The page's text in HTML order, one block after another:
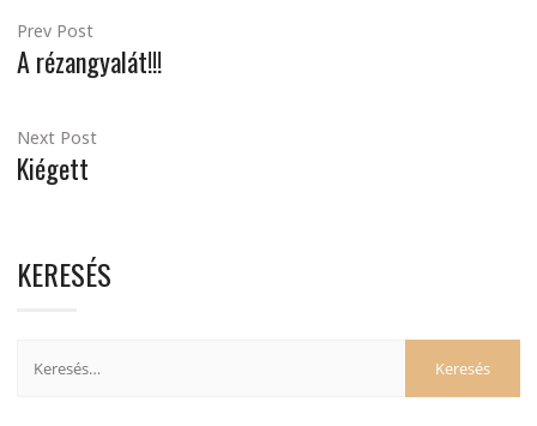
Prev Post
A rézangyalát!!!
Next Post
Kiégett
KERESÉS